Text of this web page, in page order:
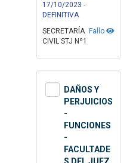
17/10/2023 -
DEFINITIVA
Fallo
SECRETARÍA
CIVIL STJ Nº1
DAÑOS Y
PERJUICIOS
-
FUNCIONES
-
FACULTADE